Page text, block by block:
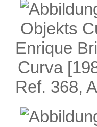
Enrique
Curva
Ref. 368,